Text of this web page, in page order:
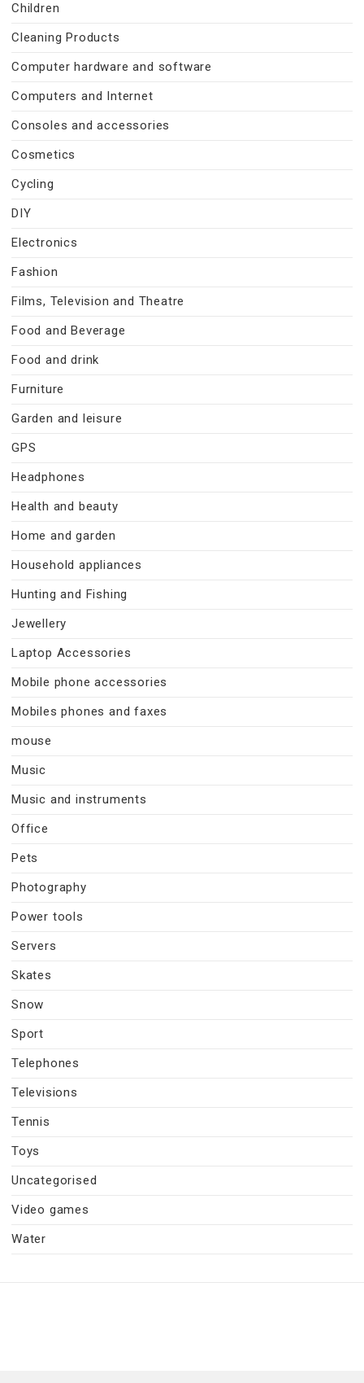
Children
Cleaning Products
Computer hardware and software
Computers and Internet
Consoles and accessories
Cosmetics
Cycling
DIY
Electronics
Fashion
Films, Television and Theatre
Food and Beverage
Food and drink
Furniture
Garden and leisure
GPS
Headphones
Health and beauty
Home and garden
Household appliances
Hunting and Fishing
Jewellery
Laptop Accessories
Mobile phone accessories
Mobiles phones and faxes
mouse
Music
Music and instruments
Office
Pets
Photography
Power tools
Servers
Skates
Snow
Sport
Telephones
Televisions
Tennis
Toys
Uncategorised
Video games
Water